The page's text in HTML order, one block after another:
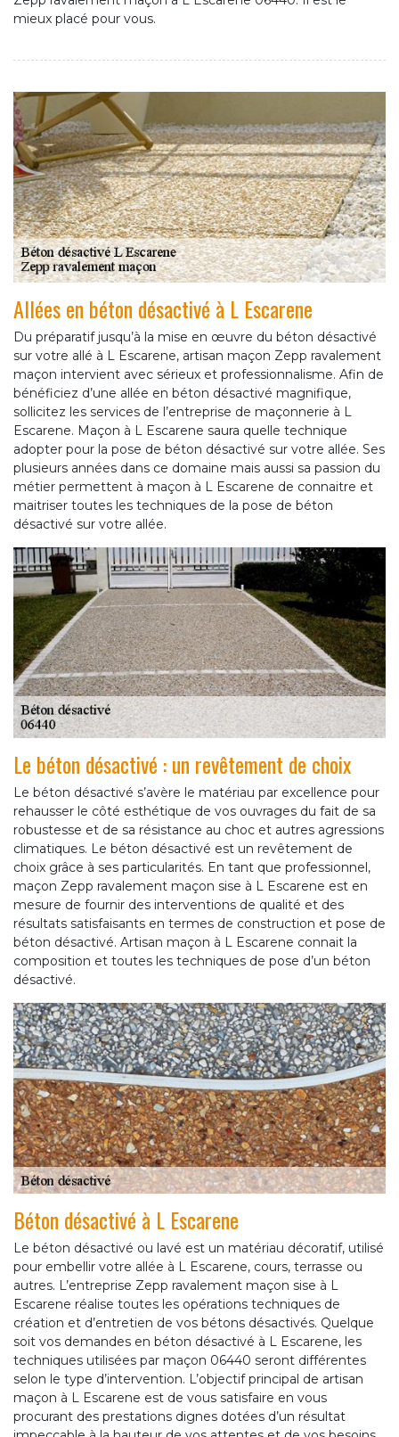
mieux placé pour vous.
Allées en béton désactivé à L Escarene
Du préparatif jusqu’à la mise en œuvre du béton désactivé
sur votre allé à L Escarene, artisan maçon Zepp ravalement
maçon intervient avec sérieux et professionnalisme. Afin de
bénéficiez d’une allée en béton désactivé magnifique,
sollicitez les services de l’entreprise de maçonnerie à L
Escarene. Maçon à L Escarene saura quelle technique
adopter pour la pose de béton désactivé sur votre allée. Ses
plusieurs années dans ce domaine mais aussi sa passion du
métier permettent à maçon à L Escarene de connaitre et
maitriser toutes les techniques de la pose de béton
désactivé sur votre allée.
Le béton désactivé : un revêtement de choix
Le béton désactivé s’avère le matériau par excellence pour
rehausser le côté esthétique de vos ouvrages du fait de sa
robustesse et de sa résistance au choc et autres agressions
climatiques. Le béton désactivé est un revêtement de
choix grâce à ses particularités. En tant que professionnel,
maçon Zepp ravalement maçon sise à L Escarene est en
mesure de fournir des interventions de qualité et des
résultats satisfaisants en termes de construction et pose de
béton désactivé. Artisan maçon à L Escarene connait la
composition et toutes les techniques de pose d’un béton
désactivé.
Béton désactivé à L Escarene
Le béton désactivé ou lavé est un matériau décoratif, utilisé
pour embellir votre allée à L Escarene, cours, terrasse ou
autres. L’entreprise Zepp ravalement maçon sise à L
Escarene réalise toutes les opérations techniques de
création et d’entretien de vos bétons désactivés. Quelque
soit vos demandes en béton désactivé à L Escarene, les
techniques utilisées par maçon 06440 seront différentes
selon le type d’intervention. L’objectif principal de artisan
maçon à L Escarene est de vous satisfaire en vous
procurant des prestations dignes dotées d’un résultat